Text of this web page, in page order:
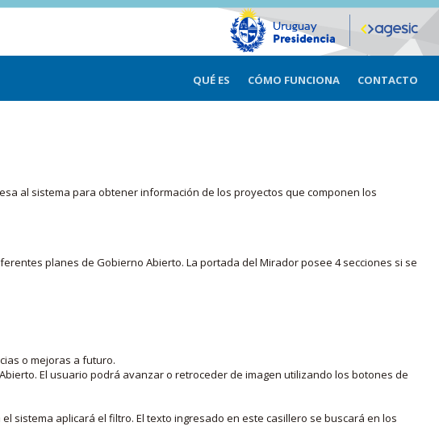
QUÉ ES CÓMO FUNCIONA CONTACTO
al sistema para obtener información de los proyectos que componen los
planes de Gobierno Abierto. La portada del Mirador posee 4 secciones si se
o mejoras a futuro.
El usuario podrá avanzar o retroceder de imagen utilizando los botones de
sistema aplicará el filtro. El texto ingresado en este casillero se buscará en los